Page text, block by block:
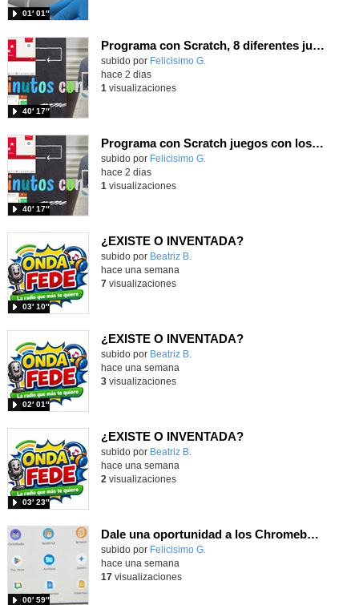
01′ 01″
Programa con Scratch, 8 diferentes juegos para vivir la emoción de los partidos de España en el mundial 2026
Contenido educativo.
subido por Felicisimo G.
40′ 17″
hace 2 dias
1 visualizaciones
Programa con Scratch juegos con los partidos del mundial 2026 ganados por España
Contenido educativo.
subido por Felicisimo G.
40′ 17″
hace 2 dias
1 visualizaciones
¿EXISTE O INVENTADA?
Contenido educativo.
subido por Beatriz B.
03′ 10″
hace una semana
7visualizaciones
¿EXISTE O INVENTADA?
Contenido educativo.
subido por Beatriz B.
02′ 01″
hace una semana
3visualizaciones
¿EXISTE O INVENTADA?
Contenido educativo.
subido por Beatriz B.
03′ 23″
hace una semana
2 visualizaciones
Dale una oportunidad a los Chromebooks y utiliza un proyector para realizar talleres si no tienes pantallas táctiles
Contenido educativo.
subido por Felicisimo G.
00′ 59″
hace una semana
17visualizaciones